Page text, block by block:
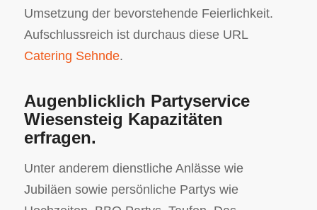
Umsetzung der bevorstehende Feierlichkeit.
Aufschlussreich ist durchaus diese URL
Catering Sehnde.
Augenblicklich Partyservice
Wiesensteig Kapazitäten
erfragen.
Unter anderem dienstliche Anlässe wie
Jubiläen sowie persönliche Partys wie